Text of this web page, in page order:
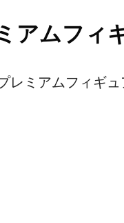
アムフィ
レミアムフィギュ